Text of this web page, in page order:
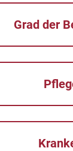
Grad der